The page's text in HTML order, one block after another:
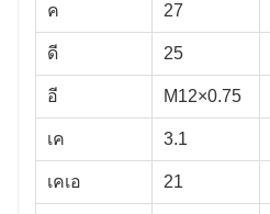
ค 27
ดี 25
อี M12×0.75
เค 3.1
เคเอ 21